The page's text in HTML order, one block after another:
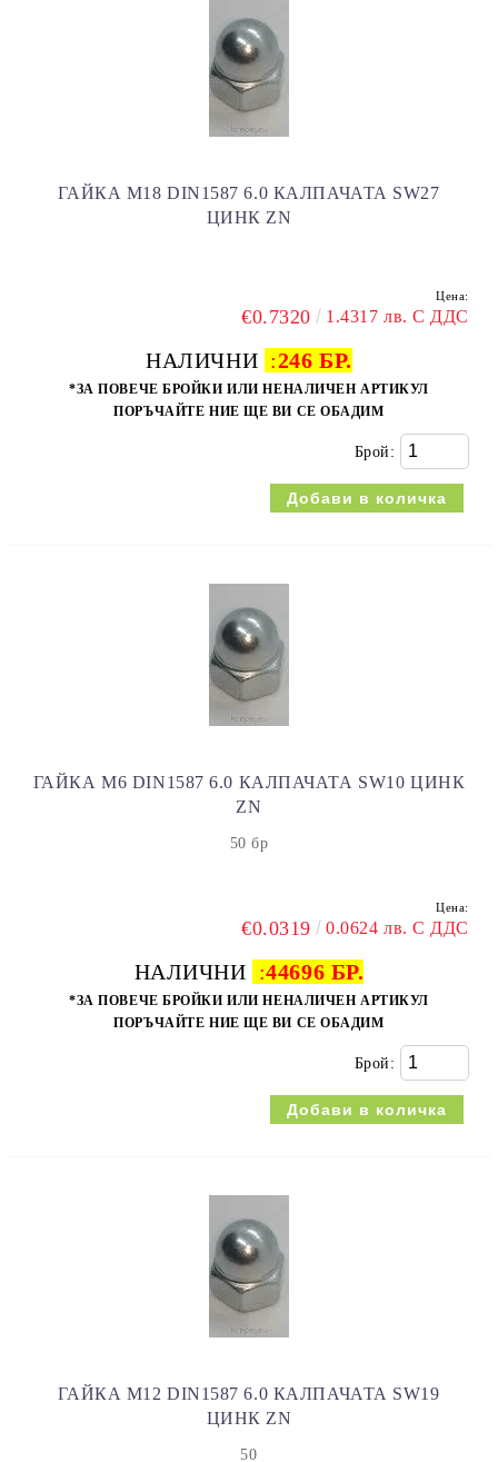
ГАЙКА M18 DIN1587 6.0 КАЛПАЧАТА SW27
ЦИНК ZN
Цена:
€0.7320 1.4317 лв. С ДДС
НАЛИЧНИ :246 БР.
*ЗА ПОВЕЧЕ БРОЙКИ ИЛИ НЕНАЛИЧЕН АРТИКУЛ
ПОРЪЧАЙТЕ НИЕ ЩЕ ВИ СЕ ОБАДИМ
Брой:
ГАЙКА M6 DIN1587 6.0 КАЛПАЧАТА SW10 ЦИНК
ZN
50 бр
Цена:
€0.0319 0.0624 лв. С ДДС
НАЛИЧНИ :44696 БР.
*ЗА ПОВЕЧЕ БРОЙКИ ИЛИ НЕНАЛИЧЕН АРТИКУЛ
ПОРЪЧАЙТЕ НИЕ ЩЕ ВИ СЕ ОБАДИМ
Брой:
ГАЙКА M12 DIN1587 6.0 КАЛПАЧАТА SW19
ЦИНК ZN
50